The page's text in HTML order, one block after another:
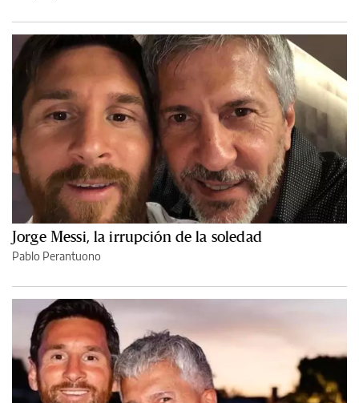
Jorge Messi, la irrupción de la soledad
Pablo Perantuono